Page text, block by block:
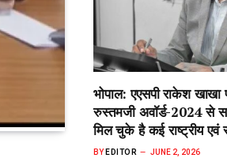
भोपाल: एएसपी राकेश‌ खाखा
रुस्तमजी अवॉर्ड-2024 से
मिल चुके है कई राष्ट्रीय एवं
BY EDITOR JUNE 2, 2026